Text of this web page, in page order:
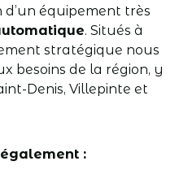
d’un équipement très
. Situés à
stratégique nous
besoins de la région, y
Denis, Villepinte et
: